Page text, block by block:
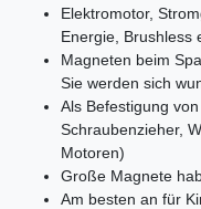
Elektromotor,
Energie, Brushless
Magneten beim
Sie werden sich
Als Befestigung
Schraubenzieher,
Motoren)
Große Magnete
Am besten an für